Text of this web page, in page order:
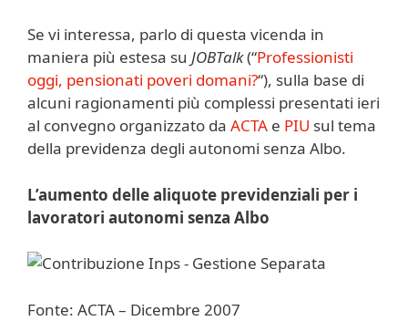
Se vi interessa, parlo di questa vicenda in
maniera più estesa su JOBTalk(“Professionisti
oggi, pensionati poveri domani?“), sulla base di
alcuni ragionamenti più complessi presentati ieri
al convegno organizzato da ACTA e PIU sul tema
della previdenza degli autonomi senza Albo.
L’aumento delle aliquote previdenziali per i
lavoratori autonomi senza Albo
Fonte: ACTA – Dicembre 2007